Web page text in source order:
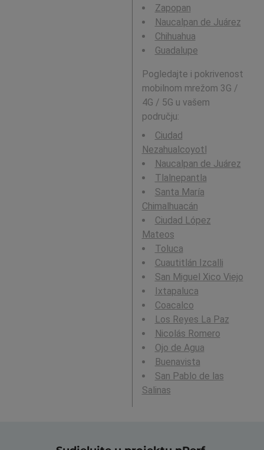
Zapopan
Naucalpan de Juárez
Chihuahua
Guadalupe
Pogledajte i pokrivenost
mobilnom mrežom 3G /
4G / 5G u vašem
području:
Ciudad
Nezahualcoyotl
Naucalpan de Juárez
Tlalnepantla
Santa María
Chimalhuacán
Ciudad López
Mateos
Toluca
Cuautitlán Izcalli
San Miguel Xico Viejo
Ixtapaluca
Coacalco
Los Reyes La Paz
Nicolás Romero
Ojo de Agua
Buenavista
San Pablo de las
Salinas